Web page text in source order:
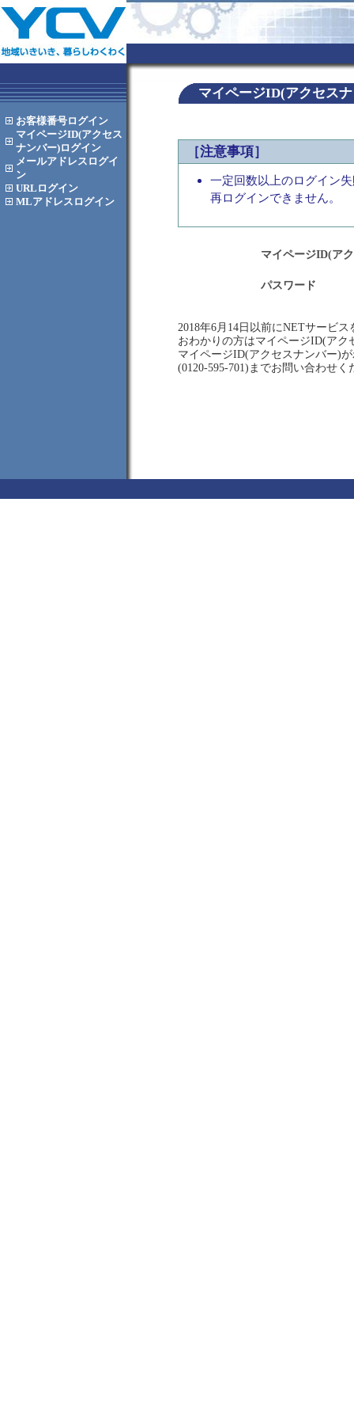
お客様番号ログイン
マイページID(アクセス
ナンバー)ログイン
メールアドレス ログイ
ン
URL ログイン
MLアドレス ログイン
マイページID(アクセス
［注意事項］
一定回数以上のログイン
再ログインできません。
マイページID(ア
パスワード
2018年6月14日以前にNETサービ
おわかりの方はマイページID(ア
マイページID(アクセスナンバー)
(0120-595-701)までお問い合わせく